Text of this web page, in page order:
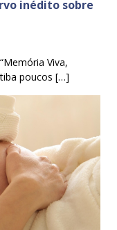
inédito sobre
Viva,
poucos […]